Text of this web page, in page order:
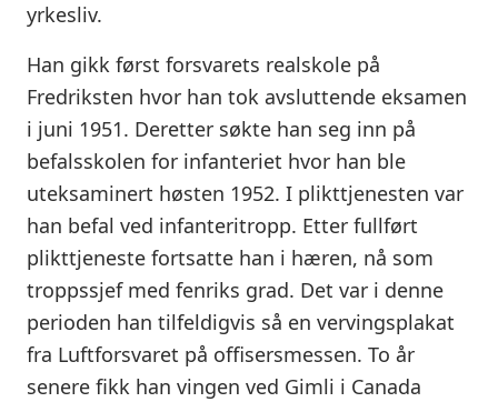
yrkesliv.
Han gikk først forsvarets realskole på
Fredriksten hvor han tok avsluttende eksamen
i juni 1951. Deretter søkte han seg inn på
befalsskolen for infanteriet hvor han ble
uteksaminert høsten 1952. I plikttjenesten var
han befal ved infanteritropp. Etter fullført
plikttjeneste fortsatte han i hæren, nå som
troppssjef med fenriks grad. Det var i denne
perioden han tilfeldigvis så en vervingsplakat
fra Luftforsvaret på offisersmessen. To år
senere fikk han vingen ved Gimli i Canada